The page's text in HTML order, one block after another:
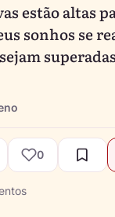
estão altas
sonhos se
0